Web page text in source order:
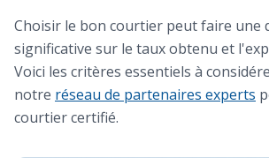
Choisir le bon courtier peut faire une
significative sur le taux obtenu et
Voici les critères essentiels à
notre réseau de partenaires experts
courtier certifié.